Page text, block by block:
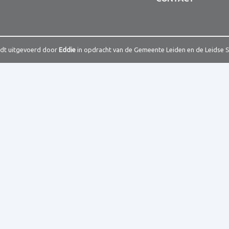
uitgevoerd door Eddie in opdracht van de Gemeente Leiden en de Leidse